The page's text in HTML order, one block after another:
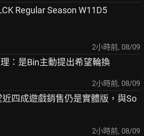
Regular Season W11D5
2小時前, 08/09
理：是Bin主動提出希望輪換
2小時前, 08/09
近四成遊戲銷售仍是實體版，與So
2小時前, 08/09